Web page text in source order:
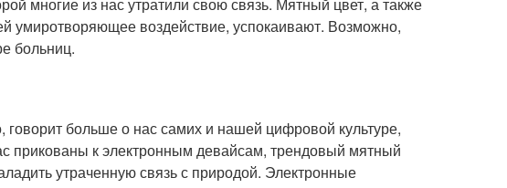
умиротворяющее воздействие, успокаивают. Возможно,
больниц.
больше о нас самих и нашей цифровой культуре,
прикованы к электронным девайсам, трендовый мятный
утраченную связь с природой. Электронные